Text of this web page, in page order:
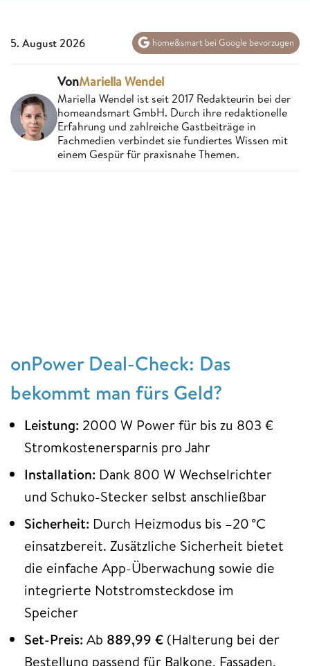
5. August 2026 home&smart bei Google bevorzugen
VonMariella Wendel
Mariella Wendel ist seit 2017 Redakteurin bei der
homeandsmart GmbH. Durch ihre redaktionelle
Erfahrung und zahlreiche Gastbeiträge in
Fachmedien verbindet sie fundiertes Wissen mit
einem Gespür für praxisnahe Themen.
onPower Deal-Check: Das
bekommt man fürs Geld?
Leistung: 2000 W Power für bis zu 803 €
Stromkostenersparnis pro Jahr
Installation: Dank 800 W Wechselrichter
und Schuko-Stecker selbst anschließbar
Sicherheit: Durch Heizmodus bis –20 °C
einsatzbereit. Zusätzliche Sicherheit bietet
die einfache App-Überwachung sowie die
integrierte Notstromsteckdose im
Speicher
Set-Preis: Ab 889,99 € (Halterung bei der
Bestellung passend für Balkone, Fassaden,